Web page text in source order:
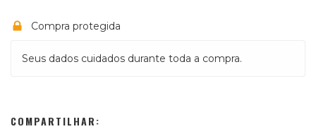
Compra protegida
Seus dados cuidados durante toda a compra.
COMPARTILHAR: